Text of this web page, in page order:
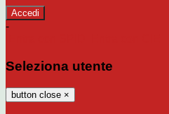
-
Seleziona utente
button close ×